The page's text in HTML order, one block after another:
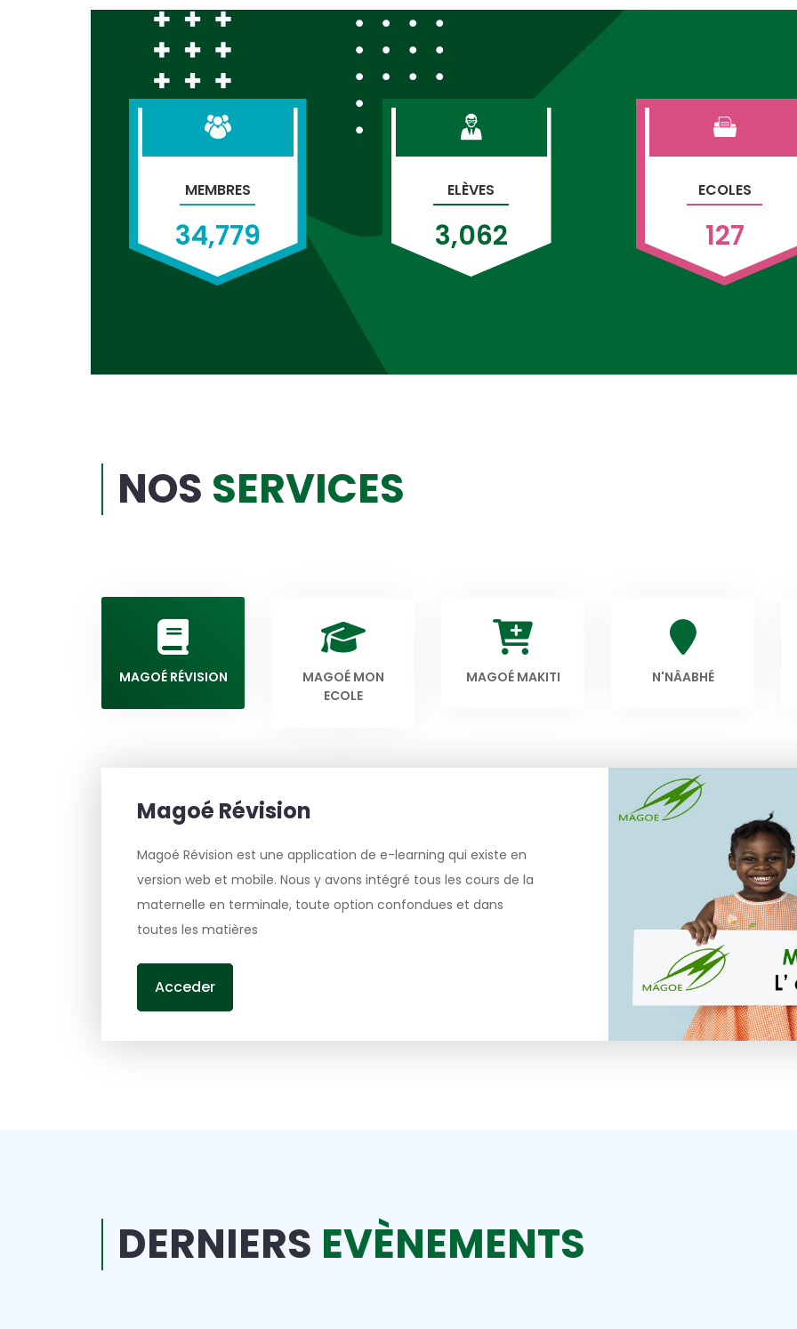
MEMBRES
34,779
ELÈVES
3,062
ECOLES
127
NOS SERVICES
MAGOÉ RÉVISION
MAGOÉ MON
ECOLE
MAGOÉ MAKITI N'NÂABHÉ
Magoé Révision
Magoé Révision est une application de e-learning qui existe en
version web et mobile. Nous y avons intégré tous les cours de la
maternelle en terminale, toute option confondues et dans
toutes les matières
Acceder
DERNIERS EVÈNEMENTS